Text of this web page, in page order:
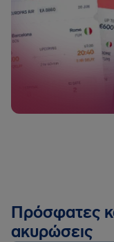
Πρόσφατες
ακυρώσεις